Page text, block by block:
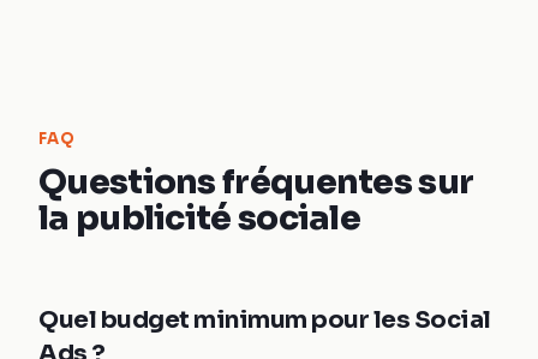
FAQ
Questions fréquentes sur
la publicité sociale
Quel budget minimum pour les Social